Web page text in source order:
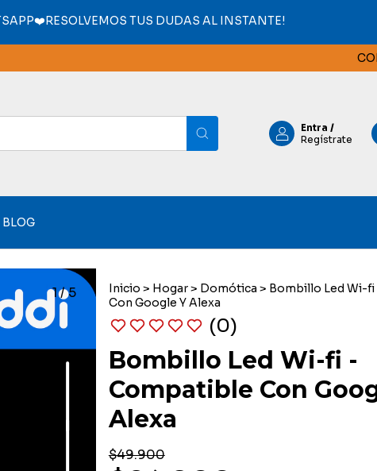
TUS DUDAS AL INSTANTE!
Entra /
Regístrate
BLOG
1/5 Inicio > Hogar> Domótica > Bombillo Led Wi-
Con Google Y Alexa
(0)
Bombillo Led Wi-fi -
Compatible Con
Alexa
$49.900